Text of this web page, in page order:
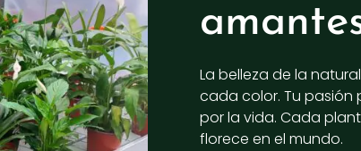
La belleza de la
cada color. Tu pasión
por la vida. Cada
florece en el mundo.